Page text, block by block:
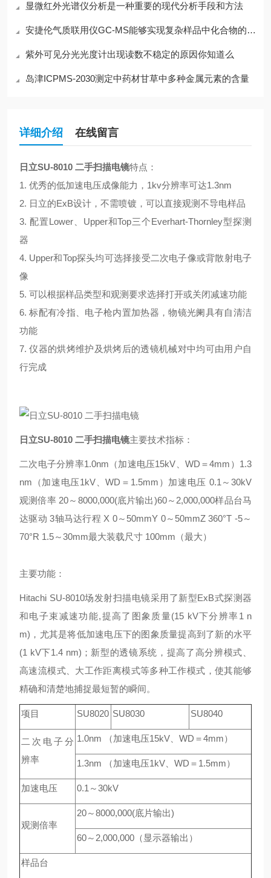
显微红外光谱仪分析是一种重要的现代分析手段和方法
安捷伦气质联用仪GC-MS能够实现复杂样品中化合物的高效分离
紫外可见分光光度计出现读数不稳定的原因你知道么
岛津ICPMS-2030测定中药材甘草中多种金属元素的含量
详细介绍 在线留言
日立SU-8010 二手扫描电镜特点：
1. 优秀的低加速电压成像能力，1kv分辨率可达1.3nm
2. 日立的ExB设计，不需喷镀，可以直接观测不导电样品
3. 配置Lower、Upper和Top三个Everhart-Thornley型探测
器
4. Upper和Top探头均可选择接受二次电子像或背散射电子
像
5. 可以根据样品类型和观测要求选择打开或关闭减速功能
6. 标配有冷指、电子枪内置加热器，物镜光阑具有自清洁
功能
7. 仪器的烘烤维护及烘烤后的透镜机械对中均可由用户自
行完成
日立SU-8010 二手扫描电镜主要技术指标：
二次电子分辨率1.0nm（加速电压15kV、WD＝4mm）1.3
nm（加速电压1kV、WD＝1.5mm）加速电压 0.1～30kV
观测倍率 20～8000,000(底片输出)60～2,000,000样品台马
达驱动 3轴马达行程 X 0～50mmY 0～50mmZ 360°T -5～
70°R 1.5～30mm最大装载尺寸 100mm（最大）
主要功能：
Hitachi SU-8010场发射扫描电镜采用了新型ExB式探测器
和电子束减速功能,提高了图象质量(15 kV下分辨率1 n
m)，尤其是将低加速电压下的图象质量提高到了新的水平
(1 kV下1.4 nm)；新型的透镜系统，提高了高分辨模式、
高速流模式、大工作距离模式等多种工作模式，使其能够
精确和清楚地捕捉最短暂的瞬间。
项目 SU8020 SU8030 SU8040
二次电子分
辨率
1.0nm （加速电压15kV、WD＝4mm）
1.3nm （加速电压1kV、WD＝1.5mm）
加速电压 0.1～30kV
观测倍率
20～8000,000(底片输出)
60～2,000,000（显示器输出）
样品台